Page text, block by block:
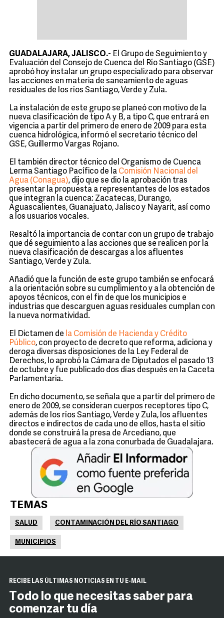
GUADALAJARA, JALISCO.- El Grupo de Seguimiento y
Evaluación del Consejo de Cuenca del Río Santiago (GSE)
aprobó hoy instalar un grupo especializado para observar
las acciones en materia de saneamiento de aguas
residuales de los ríos Santiago, Verde y Zula.
La instalación de este grupo se planeó con motivo de la
nueva clasificación de tipo A y B, a tipo C, que entrará en
vigencia a partir del primero de enero de 2009 para esta
cuenca hidrológica, informó el secretario técnico del
GSE, Guillermo Vargas Rojano.
El también director técnico del Organismo de Cuenca
Lerma Santiago Pacífico de la Comisión Nacional del
Agua (Conagua), dijo que se dio la aprobación tras
presentar la propuesta a representantes de los estados
que integran la cuenca: Zacatecas, Durango,
Aguascalientes, Guanajuato, Jalisco y Nayarit, así como
a los usuarios vocales.
Resaltó la importancia de contar con un grupo de trabajo
que dé seguimiento a las acciones que se realicen por la
nueva clasificación de descargas a los afluentes
Santiago, Verde y Zula.
Añadió que la función de este grupo también se enfocará
a la orientación sobre su cumplimiento y a la obtención de
apoyos técnicos, con el fin de que los municipios e
industrias que descarguen aguas residuales cumplan con
la nueva normatividad.
El Dictamen de la Comisión de Hacienda y Crédito
Público, con proyecto de decreto que reforma, adiciona y
deroga diversas disposiciones de la Ley Federal de
Derechos, lo aprobó la Cámara de Diputados el pasado 13
de octubre y fue publicado dos días después en la Caceta
Parlamentaria.
En dicho documento, se señala que a partir del primero de
enero de 2009, se consideran cuerpos receptores tipo C,
además de los ríos Santiago, Verde y Zula, los afluentes
directos e indirectos de cada uno de ellos, hasta el sitio
donde se construirá la presa de Arcediano, que
abastecerá de agua a la zona conurbada de Guadalajara.
TEMAS
SALUD CONTAMINACIÓN DEL RÍO SANTIAGO
MUNICIPIOS
RECIBE LAS ÚLTIMAS NOTICIAS EN TU E-MAIL
Todo lo que necesitas saber para
comenzar tu día